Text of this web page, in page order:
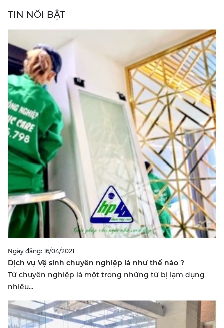
TIN NỔI BẬT
Ngày đăng: 16/04/2021
Dịch vụ Vệ sinh chuyên nghiệp là như thế nào ?
Từ chuyên nghiệp là một trong những từ bị lạm dụng
nhiều...